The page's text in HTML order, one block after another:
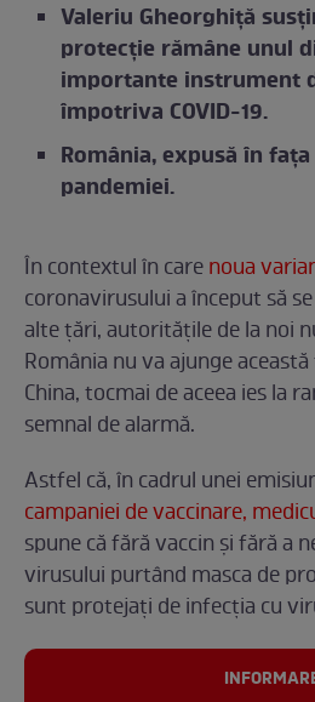
Valeriu Gheorghiță
protecție rămâne unul
importante instrument
împotriva COVID-19.
România, expusă în
pandemiei.
În contextul în carenoua
coronavirusului a început să
alte țări, autoritățile de la noi
România nu va ajunge
China, tocmai de aceea ies la
semnal de alarmă.
Astfel că, în cadrul unei
campaniei de vaccinare,
spune că fără vaccin și fără a
virusului purtând masca de
sunt protejați de infecția cu